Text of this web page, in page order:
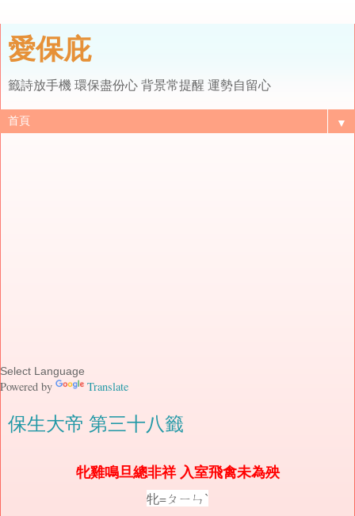
愛保庇
籤詩放手機 環保盡份心 背景常提醒 運勢自留心
▼
Powered by Translate
保生大帝 第三十八籤
牝雞鳴旦總非祥 入室飛禽未為殃
牝=ㄆㄧㄣˋ